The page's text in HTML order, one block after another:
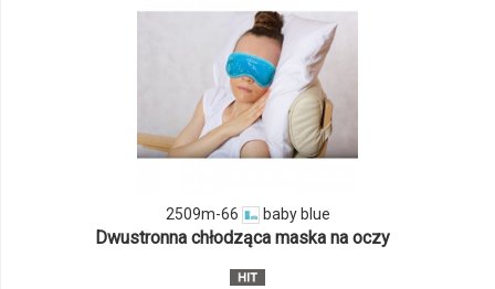
i
ilości
produktu
2509m-
2509m-66 baby blue
Dwustronna chłodząca maska na oczy